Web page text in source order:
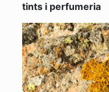
tints i perfumeria